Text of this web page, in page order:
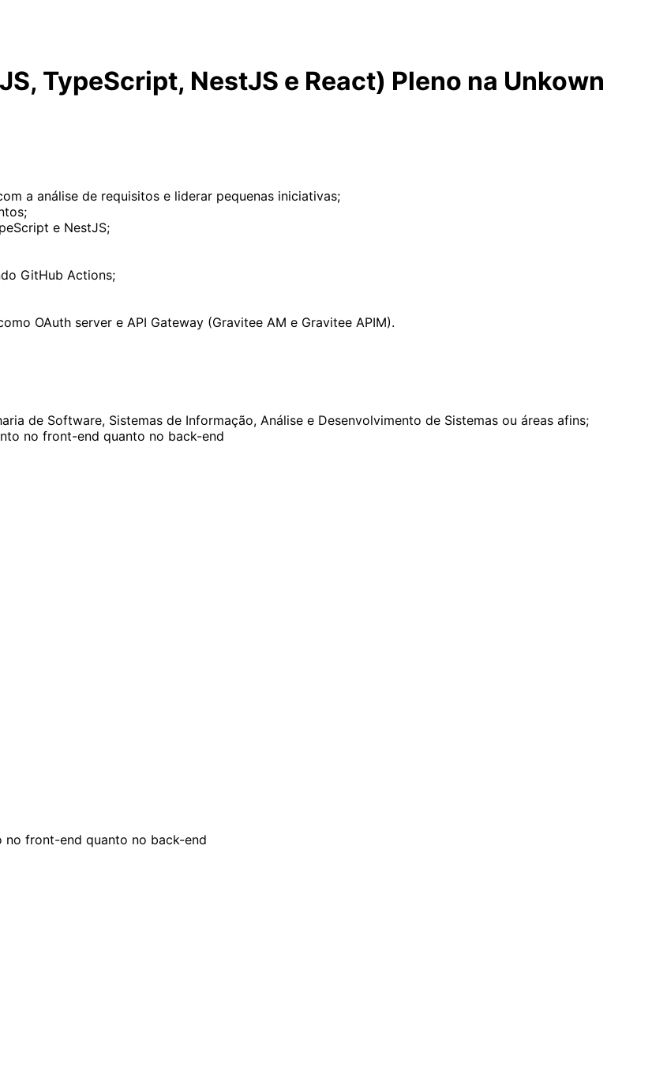
TypeScript, NestJS e React) Pleno na Unkown
a análise de requisitos e liderar pequenas iniciativas;
e NestJS;
GitHub Actions;
OAuth server e API Gateway (Gravitee AM e Gravitee APIM).
de Software, Sistemas de Informação, Análise e Desenvolvimento de Sistemas ou áreas afins;
no front-end quanto no back-end
no front-end quanto no back-end